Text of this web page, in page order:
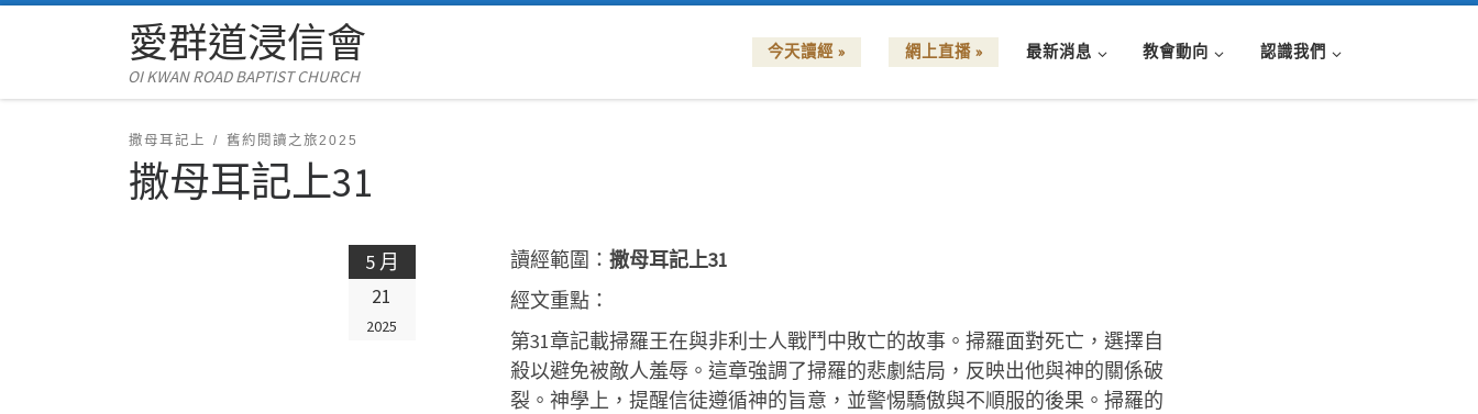
Skip to content愛群道浸信會
OI KWAN ROAD BAPTIST CHURCH
今天讀經 » 網上直播 » 最新消息 教會動向 認識我們
撒母耳記上 舊約閱讀之旅2025
撒母耳記上31
5 月
21
2025
讀經範圍： 撒母耳記上31
經文重點：
第31章記載掃羅王在與非利士人戰鬥中敗亡的故事。掃羅面對死亡，選擇自
殺以避免被敵人羞辱。這章強調了掃羅的悲劇結局，反映出他與神的關係破
裂。神學上，提醒信徒遵循神的旨意，並警惕驕傲與不順服的後果。掃羅的